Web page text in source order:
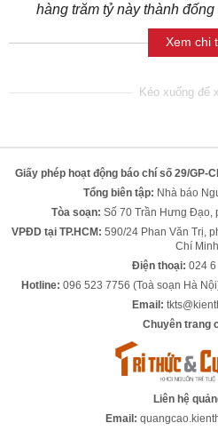
hàng trăm tỷ này thành
Xem chi
Giấy phép hoạt động báo chí số 29/GP-
Tổng biên tập: Nhà báo
Tòa soạn: Số 70 Trần Hưng Đạo,
VPĐD tại TP.HCM: 590/24 Phan Văn Trị,
Chí Minh.
Điện thoại: 024
Hotline: 096 523 7756 (Toà soạn Hà
Email:
Chuyên trang
Liên hệ
Email: